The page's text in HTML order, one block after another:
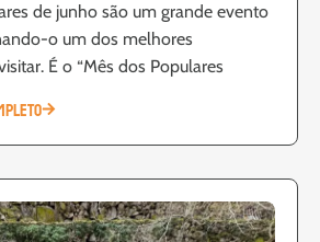
de junho são um grande evento
o um dos melhores
É o “Mês dos Populares